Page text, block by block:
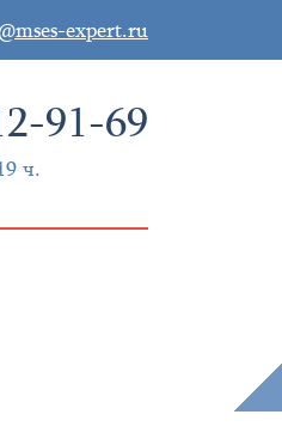
expert.ru
91-69
ч.